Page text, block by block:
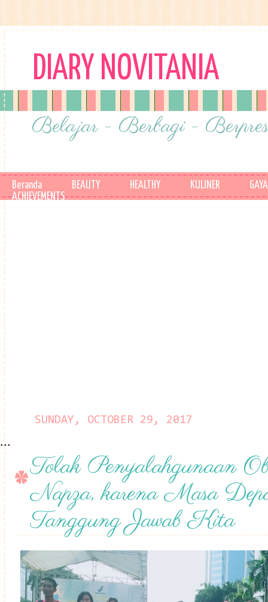
DIARY NOVITANIA
Belajar - Berbagi -
Beranda BEAUTY HEALTHY KULINER
ACHIEVEMENTS
SUNDAY, OCTOBER 29, 2017
...
Tolak Penyalahgunaan
Napza, karena Masa
Tanggung Jawab Kita